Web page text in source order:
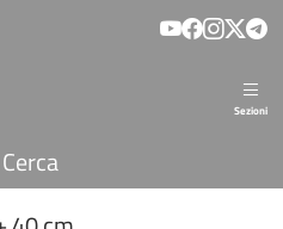
Sezioni